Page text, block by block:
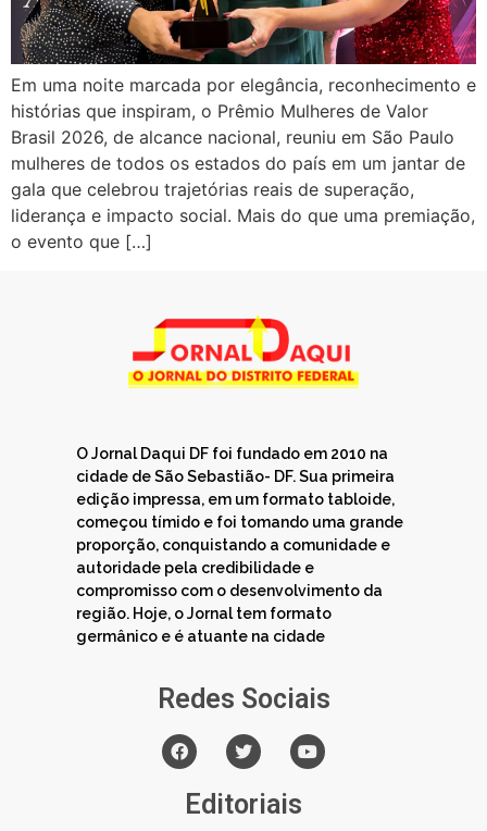
Em uma noite marcada por elegância, reconhecimento e
histórias que inspiram, o Prêmio Mulheres de Valor
Brasil 2026, de alcance nacional, reuniu em São Paulo
mulheres de todos os estados do país em um jantar de
gala que celebrou trajetórias reais de superação,
liderança e impacto social. Mais do que uma premiação,
o evento que […]
O Jornal Daqui DF foi fundado em 2010 na
cidade de São Sebastião- DF. Sua primeira
edição impressa, em um formato tabloide,
começou tímido e foi tomando uma grande
proporção, conquistando a comunidade e
autoridade pela credibilidade e
compromisso com o desenvolvimento da
região. Hoje, o Jornal tem formato
germânico e é atuante na cidade
Redes Sociais
Editoriais